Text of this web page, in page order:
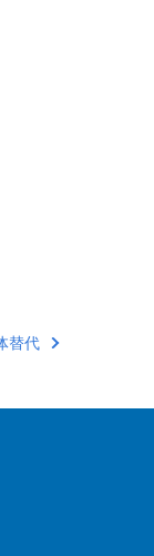
替代